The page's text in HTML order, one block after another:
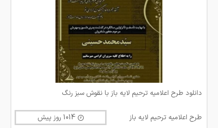
دانلود طرح اعلامیه ترحیم لایه باز با نقوش سبز رنگ
طرح اعلامیه ترحیم لایه باز 1014 روز پیش